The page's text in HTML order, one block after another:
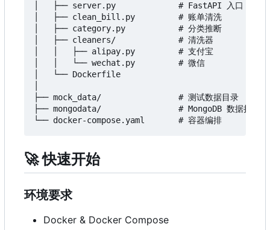
│   ├── server.py             # FastAPI 入口
│   ├── clean_bill.py         # 账单清洗
│   ├── category.py           # 分类推断
│   ├── cleaners/             # 清洗器
│   │   ├── alipay.py         # 支付宝
│   │   └── wechat.py         # 微信
│   └── Dockerfile
├── mock_data/                # 测试数据目录
├── mongodata/                # MongoDB 数据持久化
🚀快速开始
环境要求
Docker & Docker Compose